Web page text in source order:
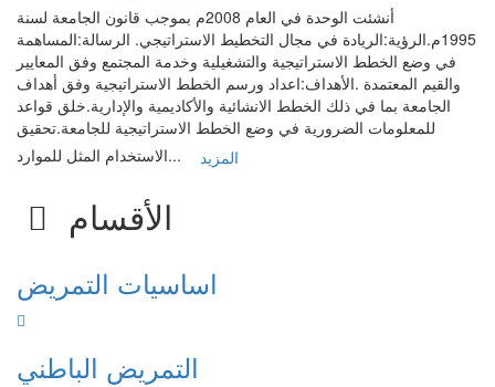
أنشئت الوحدة في العام 2008م بموجب قانون الجامعة لسنة
1995م.الرؤية:الريادة في مجال التخطيط الاستراتيجي. الرسالة:المساهمة
في وضع الخطط الاستراتيجية والتشغيلية وخدمة المجتمع وفق المعايير
والقيم المعتمدة .الأهداف:اعداد ورسم الخطط الاستراتيجية وفق أهداف
الجامعة بما في ذلك الخطط الانشائية والأكاديمية والإدارية.خلق قواعد
للمعلومات الضرورية في وضع الخطط الاستراتيجية للجامعة.تحقيق
الاستخدام المثل للموارد...
المزيد
الأقسام
اساسيات التمريض
التمريض الباطني